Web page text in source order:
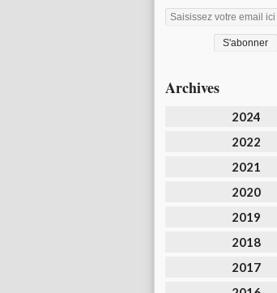
Archives
2024
2022
2021
2020
2019
2018
2017